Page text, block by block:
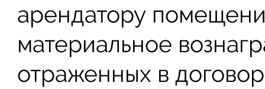
арендатору
материальное
отраженных в